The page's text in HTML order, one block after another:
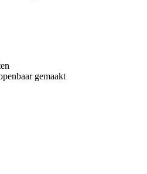
gemaakt